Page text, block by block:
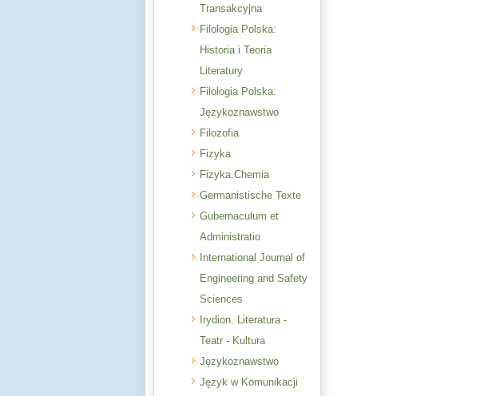
Transakcyjna
Filologia Polska:
Historia i Teoria
Literatury
Filologia Polska:
Językoznawstwo
Filozofia
Fizyka
Fizyka.Chemia
Germanistische Texte
Gubernaculum et
Administratio
International Journal of
Engineering and Safety
Sciences
Irydion. Literatura -
Teatr - Kultura
Językoznawstwo
Język w Komunikacji